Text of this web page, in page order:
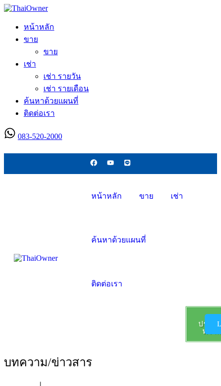
หน้าหลัก
ขาย
ขาย
เช่า
เช่า รายวัน
เช่า รายเดือน
ค้นหาด้วยแผนที่
ติดต่อเรา
083-520-2000
หน้าหลัก ขาย เช่า
ค้นหาด้วยแผนที่
ติดต่อเรา
ลง
ประก
ฟรี !!!
บทความ/ข่าวสาร